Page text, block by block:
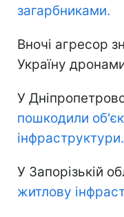
загарбниками.
Вночі агресор
Україну
У
пошкодили
інфраструктури.
У Запорізькій
житлову